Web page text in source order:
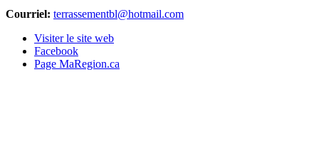
Courriel: terrassementbl@hotmail.com
Visiter le site web
Facebook
Page MaRegion.ca